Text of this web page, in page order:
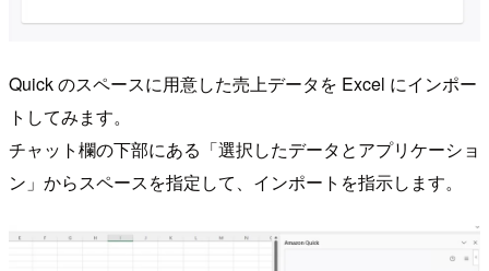
Quick のスペースに用意した売上データを Excel にインポー
トしてみます。
チャット欄の下部にある「選択したデータとアプリケーショ
ン」からスペースを指定して、インポートを指示します。